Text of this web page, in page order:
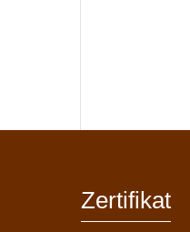
Zertifikat